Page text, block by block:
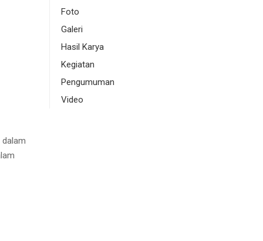
Foto
Galeri
Hasil Karya
Kegiatan
Pengumuman
Video